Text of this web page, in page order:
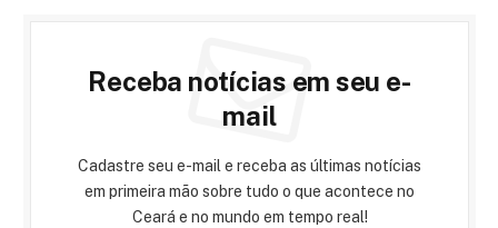
Receba notícias em seu e-
mail
Cadastre seu e-mail e receba as últimas notícias
em primeira mão sobre tudo o que acontece no
Ceará e no mundo em tempo real!